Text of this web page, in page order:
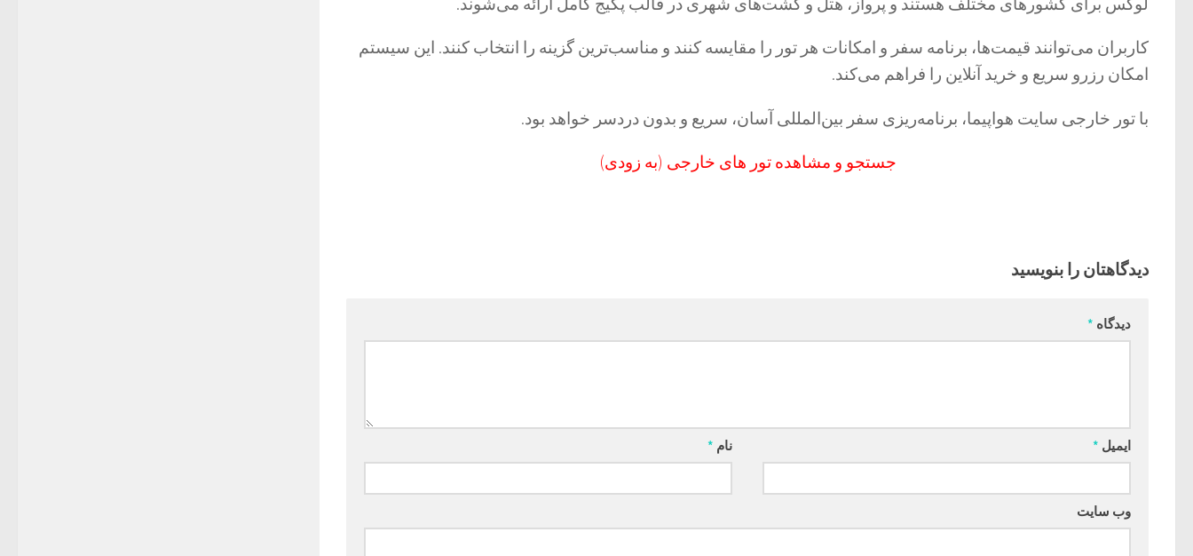
کاربران می‌توانند قیمت‌ها، برنامه سفر و امکانات هر تور را مقایسه کنند و مناسب‌ترین گزینه را انتخاب کنند. این سیستم
امکان رزرو سریع و خرید آنلاین را فراهم می‌کند.
با تور خارجی سایت هواپیما، برنامه‌ریزی سفر بین‌المللی آسان، سریع و بدون دردسر خواهد بود.
جستجو و مشاهده تور های خارجی (به زودی)
دیدگاهتان را بنویسید
دیدگاه *
نام * ایمیل *
وب‌ سایت